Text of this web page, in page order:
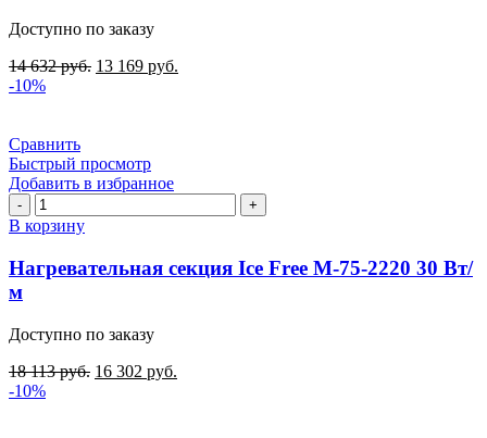
1820
Вт/
м
Доступно по заказу
14 632руб. 13 169 руб.
-10%
Сравнить
Быстрый просмотр
Добавить в избранное
Количество
товара
Нагревательная
Ice
2220
Вт/
м
В корзину
Нагревательная секция Ice Free М-75-2220 30 Вт/
м
Доступно по заказу
18 113руб. 16 302 руб.
-10%